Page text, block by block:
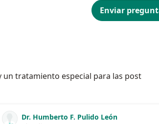
Enviar
tratamiento especial para las post
Dr. Humberto F. Pulido León